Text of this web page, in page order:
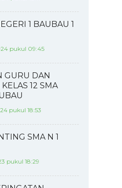
1 BAUBAU 1
pukul 09:45
GURU DAN
12 SMA
pukul 18:53
SMA N 1
pukul 18:29